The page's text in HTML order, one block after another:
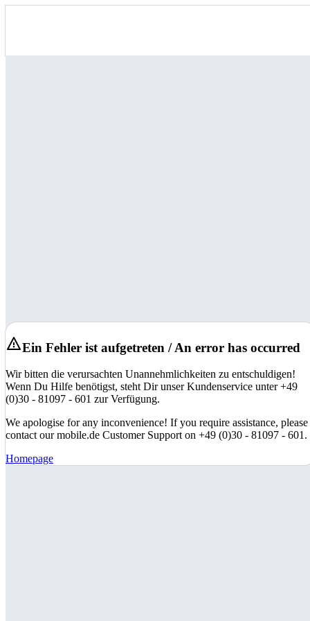
Ein Fehler ist aufgetreten / An error has occurred
Wir bitten die verursachten Unannehmlichkeiten zu entschuldigen!
Wenn Du Hilfe benötigst, steht Dir unser Kundenservice unter +49
(0)30 - 81097 - 601 zur Verfügung.
We apologise for any inconvenience! If you require assistance, please
contact our mobile.de Customer Support on +49 (0)30 - 81097 - 601.
Homepage